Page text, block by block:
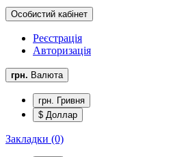
Особистий кабінет
Реєстрація
Авторизація
грн. Валюта
грн. Гривня
$ Доллар
Закладки (0)